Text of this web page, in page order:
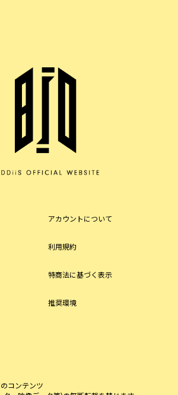
アカウントについて
利用規約
特商法に基づく表示
推奨環境
コンテンツ